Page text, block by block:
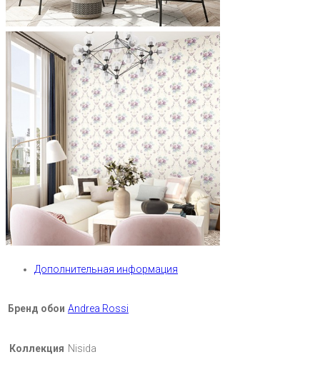
Дополнительная информация
Бренд обои Andrea Rossi
Коллекция Nisida